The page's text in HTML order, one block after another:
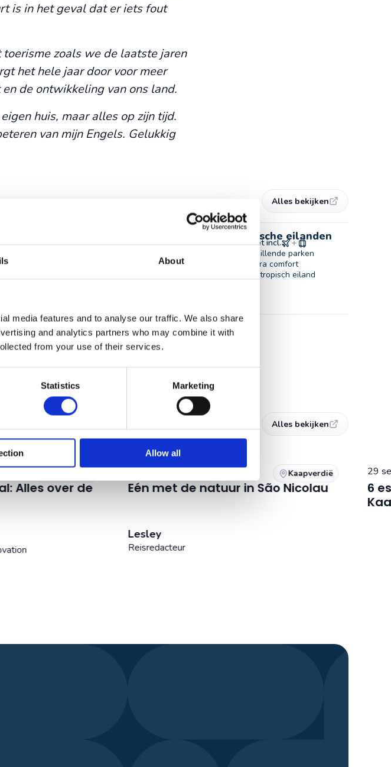
About
media features and to analyse our traffic. We also share
and analytics partners who may combine it with
from your use of their services.
Statistics Marketing
Allow all
is in het geval dat er iets fout
zoals we de laatste jaren
het hele jaar door voor meer
de ontwikkeling van ons land.
huis, maar alles op zijn tijd.
van mijn Engels. Gelukkig
Alles bekijken
incl.
comfort
tropisch eiland
Safari, cultuur en tropische eilanden
15 dagen v.a. 4.800 p.p. compleet incl.
Wildlife spotten in drie verschillende parken
Sfeervol overnachten met extra comfort
Ontspannen afsluiten op een tropisch eiland
Alles bekijken
Alles over de
Kaapverdië
6 juli 2026
Eén met de natuur in São Nicolau
Lesley
Reisredacteur
29
6